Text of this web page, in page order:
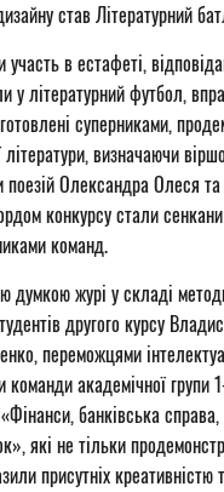
став Літературний
участь в естафеті,
у літературний футбол,
суперниками,
літератури, визначаючи
поезій Олександра Олеся
конкурсу стали
команд.
думкою журі у складі
другого курсу
переможцями
команди академічної групи
банківська
які не тільки
присутніх креативністю